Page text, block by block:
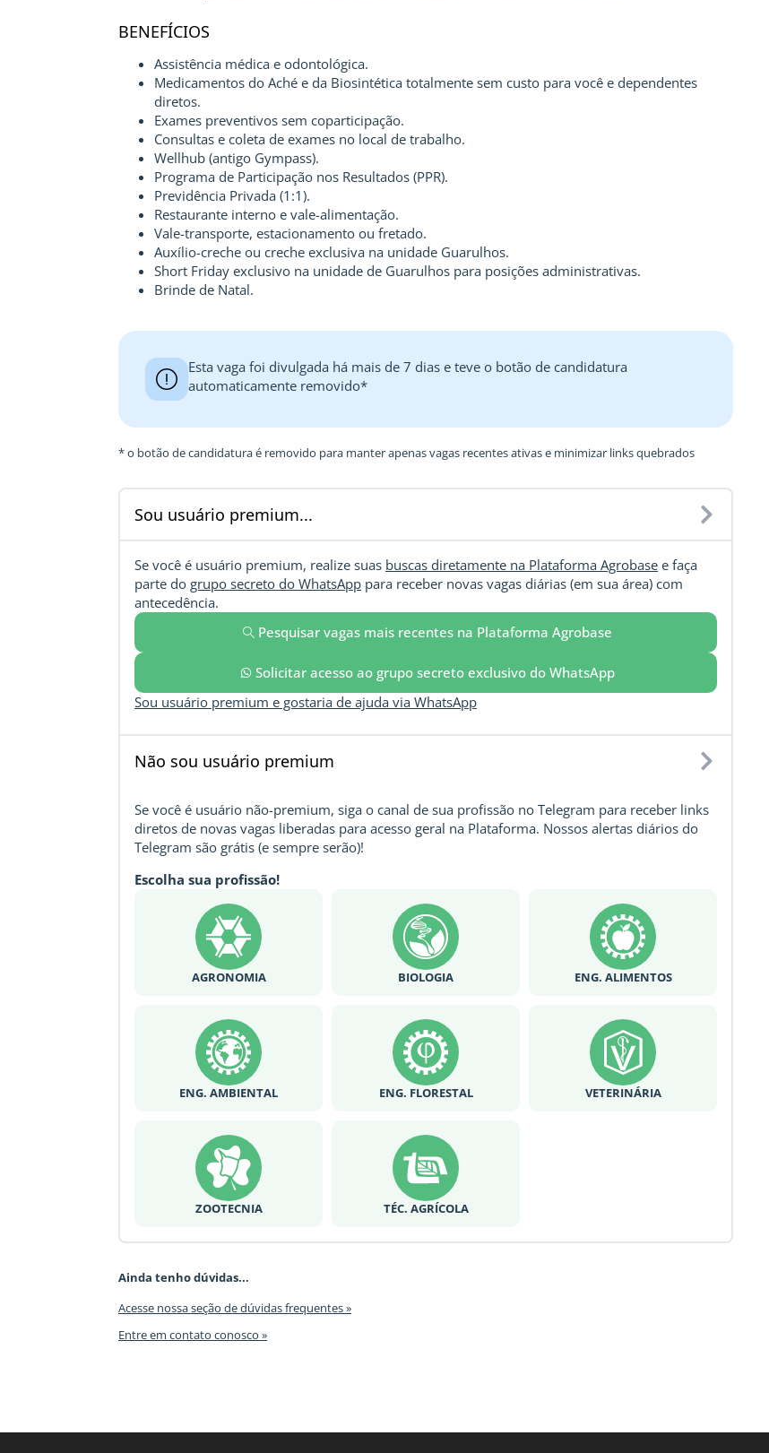
BENEFÍCIOS
Assistência médica e odontológica.
Medicamentos do Aché e da Biosintética totalmente sem custo para você e dependentes
diretos.
Exames preventivos sem coparticipação.
Consultas e coleta de exames no local de trabalho.
Wellhub (antigo Gympass).
Programa de Participação nos Resultados (PPR).
Previdência Privada (1:1).
Restaurante interno e vale-alimentação.
Vale-transporte, estacionamento ou fretado.
Auxílio-creche ou creche exclusiva na unidade Guarulhos.
Short Friday exclusivo na unidade de Guarulhos para posições administrativas.
Brinde de Natal.
Esta vaga foi divulgada há mais de 7 dias e teve o botão de candidatura
automaticamente removido*
* o botão de candidatura é removido para manter apenas vagas recentes ativas e minimizar links quebrados
Sou usuário premium...
Se você é usuário premium, realize suas buscas diretamente na Plataforma Agrobase e faça
parte do grupo secreto do WhatsApp para receber novas vagas diárias (em sua área) com
antecedência.
Pesquisar vagas mais recentes na Plataforma Agrobase
Solicitar acesso ao grupo secreto exclusivo do WhatsApp
Sou usuário premium e gostaria de ajuda via WhatsApp
Não sou usuário premium
Se você é usuário não-premium, siga o canal de sua profissão no Telegram para receber links
diretos de novas vagas liberadas para acesso geral na Plataforma. Nossos alertas diários do
Telegram são grátis (e sempre serão)!
Escolha sua profissão!
AGRONOMIA BIOLOGIA ENG. ALIMENTOS
ENG. AMBIENTAL ENG. FLORESTAL VETERINÁRIA
ZOOTECNIA TÉC. AGRÍCOLA
Ainda tenho dúvidas...
Acesse nossa seção de dúvidas frequentes »
Entre em contato conosco »